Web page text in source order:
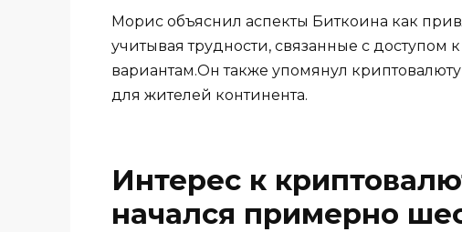
Морис объяснил аспекты Биткоина как
учитывая трудности, связанные с
вариантам.Он также упомянул
для жителей континента.
Интерес к
начался примерно